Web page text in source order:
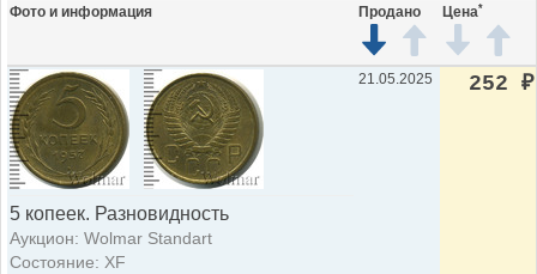
Фото и информация Продано Цена*
5 копеек. Разновидность
Аукцион: Wolmar Standart
Состояние: XF
21.05.2025 252 ₽